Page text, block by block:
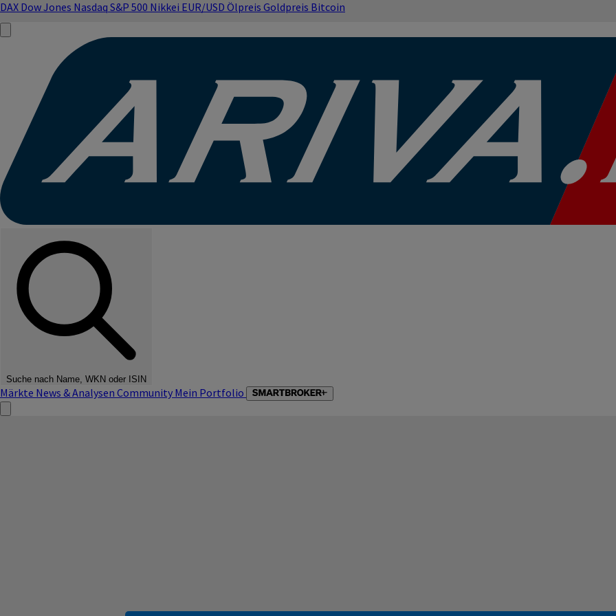
DAX Dow Jones Nasdaq S&P 500 Nikkei EUR/USD Ölpreis Goldpreis Bitcoin
Suche nach Name, WKN oder ISIN
Märkte News & Analysen Community Mein Portfolio